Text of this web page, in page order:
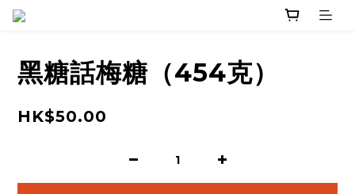
黑糖話梅糖（454克）
HK$50.00